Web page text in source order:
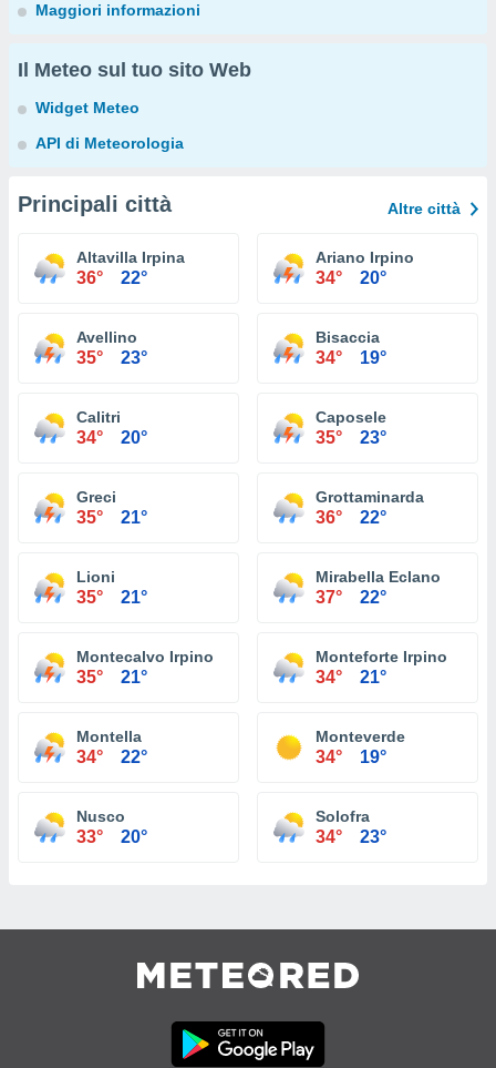
Maggiori informazioni
Il Meteo sul tuo sito Web
Widget Meteo
API di Meteorologia
Principali città Altre città
Altavilla Irpina
36° 22°
Ariano Irpino
34° 20°
Avellino
35° 23°
Bisaccia
34° 19°
Calitri
34° 20°
Caposele
35° 23°
Greci
35° 21°
Grottaminarda
36° 22°
Lioni
35° 21°
Mirabella Eclano
37° 22°
Montecalvo Irpino
35° 21°
Monteforte Irpino
34° 21°
Montella
34° 22°
Monteverde
34° 19°
Nusco
33° 20°
Solofra
34° 23°